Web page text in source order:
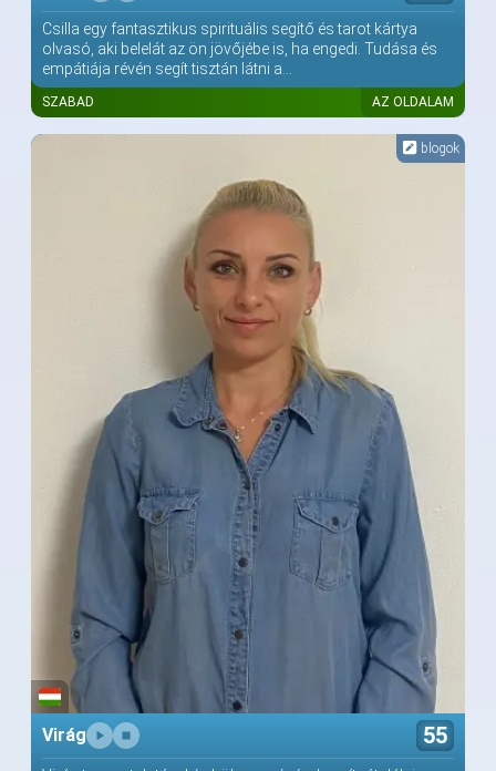
Csilla egy fantasztikus spirituális segítő és tarot kártya
olvasó, aki belelát az ön jövőjébe is, ha engedi. Tudása és
empátiája révén segít tisztán látni a...
SZABAD AZ OLDALAM
blogok
Virág 55